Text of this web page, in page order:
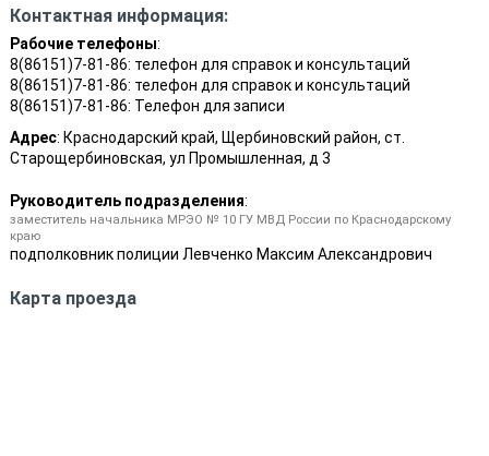
Контактная информация:
Рабочие телефоны:
8(86151)7-81-86: телефон для справок и консультаций
8(86151)7-81-86: телефон для справок и консультаций
8(86151)7-81-86: Телефон для записи
Адрес: Краснодарский край, Щербиновский район, ст.
Старощербиновская, ул Промышленная, д 3
Руководитель подразделения:
заместитель начальника МРЭО № 10 ГУ МВД России по Краснодарскому
краю
подполковник полиции Левченко Максим Александрович
Карта проезда